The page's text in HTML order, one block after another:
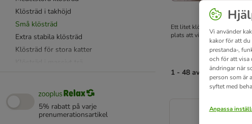
Klösträd i takhöjd
Små klösträd
Extra stabila klösträd
Klösträd för stora katter
Billiga klösträd
Klösträd kattunge
5% rabatt på varje
prenumerationsartikel
Ett litet klösträd finns det
plats att vila men också en
1 - 48 av 104 resultat
Vi använder
kakor för att
prestanda-,
och för att visa
ändringar när
person som är
syftet med
Anpassa